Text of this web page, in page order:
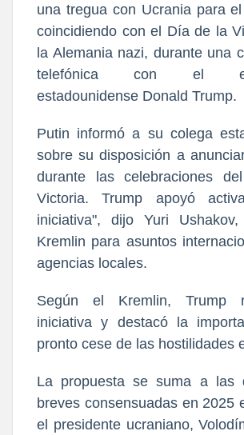
una tregua con Ucrania para
coincidiendo con el Día de la
la Alemania nazi, durante una
telefónica con el
estadounidense Donald Trump.
Putin informó a su colega
sobre su disposición a
durante las celebraciones
Victoria. Trump apoyó
iniciativa", dijo Yuri
Kremlin para asuntos
agencias locales.
Según el Kremlin, Trump
iniciativa y destacó la
pronto cese de las hostilidades
La propuesta se suma a las
breves consensuadas en 2025
el presidente ucraniano,